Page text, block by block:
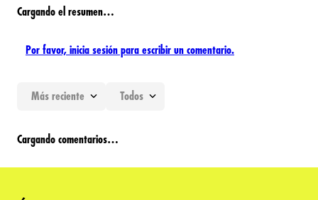
Cargando el resumen…
Por favor, inicia sesión para escribir un comentario.
Más reciente Todos
Cargando comentarios…